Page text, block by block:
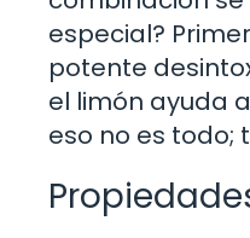
especial?
potente
el limón ayuda
eso no es